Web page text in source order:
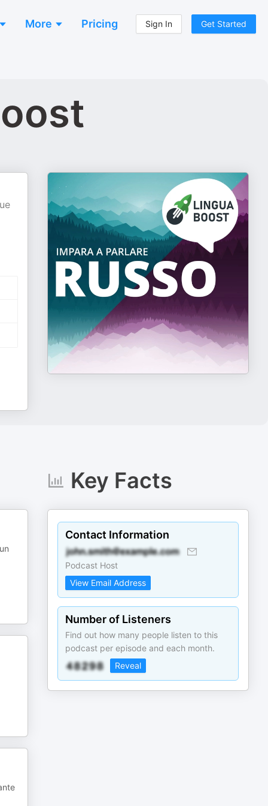
More Pricing Sign In Get Started
Key Facts
Contact Information
Podcast Host
View Email Address
Number of Listeners
Find out how many people listen to this
podcast per episode and each month.
Reveal